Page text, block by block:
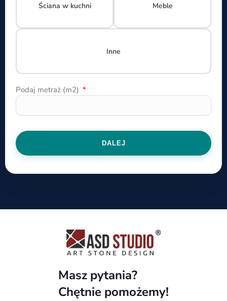
Ściana w kuchni Meble
Inne
Podaj metraż (m2)
DALEJ
Masz pytania?
Chętnie pomożemy!